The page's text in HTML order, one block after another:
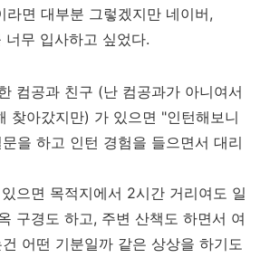
라면 대부분 그렇겠지만 네이버,
무 입사하고 싶었다.
컴공과 친구 (난 컴공과가 아니여서
찾아갔지만) 가 있으면 "인턴해보니
을 하고 인턴 경험을 들으면서 대리
으면 목적지에서 2시간 거리여도 일
구경도 하고, 주변 산책도 하면서 여
어떤 기분일까 같은 상상을 하기도